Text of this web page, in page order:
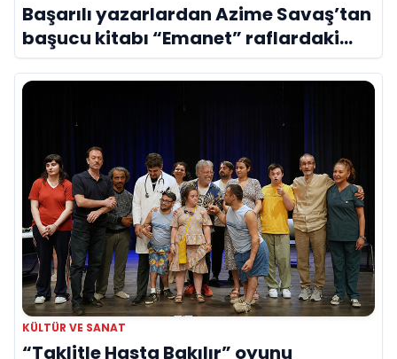
Başarılı yazarlardan Azime Savaş’tan
başucu kitabı “Emanet” raflardaki
yerini aldı
KÜLTÜR VE SANAT
“Taklitle Hasta Bakılır” oyunu